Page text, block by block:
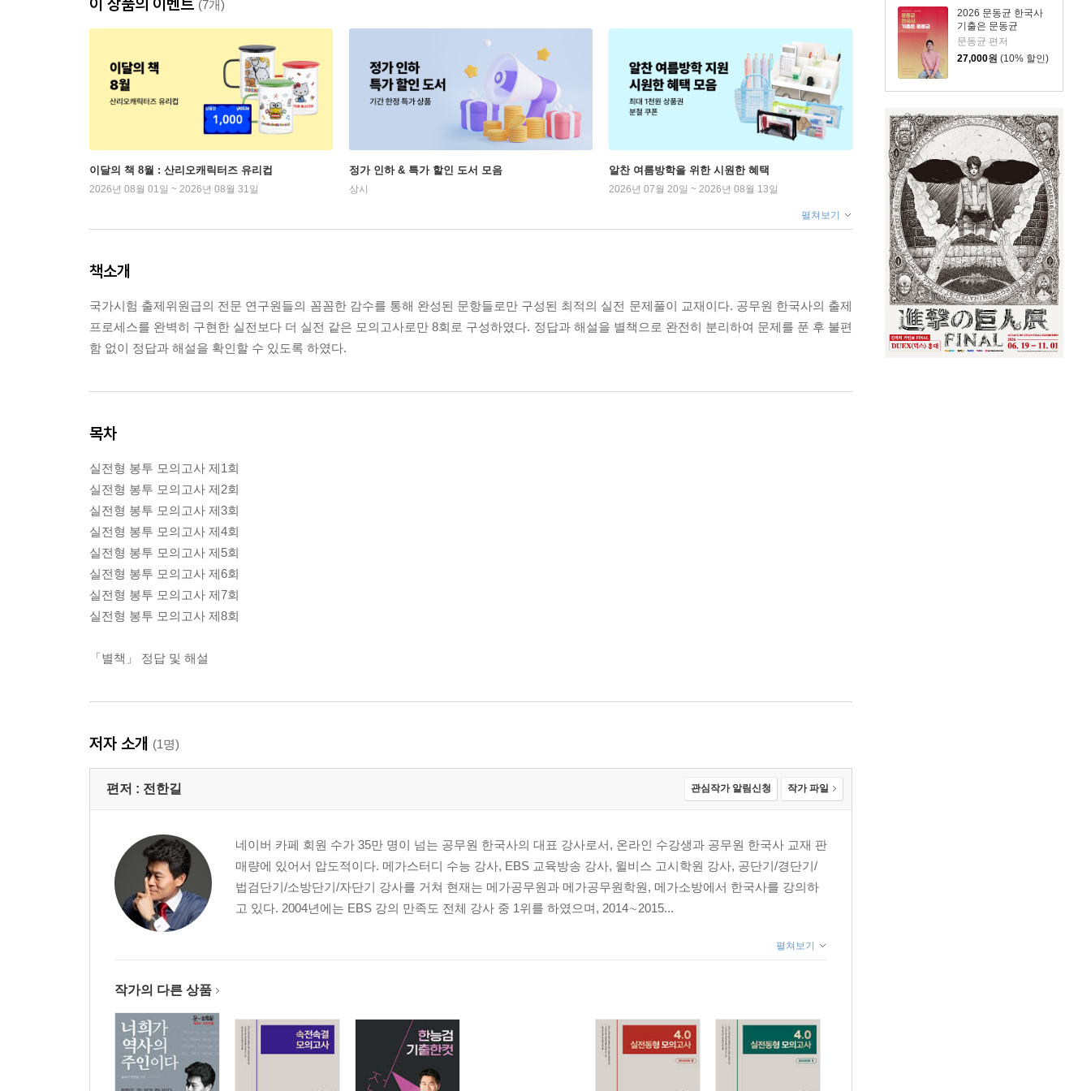
2026 문동균 한국사
기출은 문동균
문동균 편저
27,000원 (10% 할인)
(7개)
이달의 책 8월 : 산리오캐릭터즈 유리컵
2026년 08월 01일 ~ 2026년 08월 31일
정가 인하 & 특가 할인 도서 모음
상시
알찬 여름방학을 위한 시원한 혜택
2026년 07월 20일 ~ 2026년 08월 13일
펼쳐보기
책소개
국가시험 출제위원급의 전문 연구원들의 꼼꼼한 감수를 통해 완성된 문항들로만 구성된 최적의 실전 문제풀이 교재이다. 공무원 한국사의 출제
프로세스를 완벽히 구현한 실전보다 더 실전 같은 모의고사로만 8회로 구성하였다. 정답과 해설을 별책으로 완전히 분리하여 문제를 푼 후 불편
함 없이 정답과 해설을 확인할 수 있도록 하였다.
목차
실전형 봉투 모의고사 제1회
실전형 봉투 모의고사 제2회
실전형 봉투 모의고사 제3회
실전형 봉투 모의고사 제4회
실전형 봉투 모의고사 제5회
실전형 봉투 모의고사 제6회
실전형 봉투 모의고사 제7회
실전형 봉투 모의고사 제8회
「별책」 정답 및 해설
저자 소개 (1명)
편저 : 전한길 관심작가 알림신청 작가 파일
네이버 카페 회원 수가 35만 명이 넘는 공무원 한국사의 대표 강사로서, 온라인 수강생과 공무원 한국사 교재 판
매량에 있어서 압도적이다. 메가스터디 수능 강사, EBS 교육방송 강사, 윌비스 고시학원 강사, 공단기/경단기/
법검단기/소방단기/자단기 강사를 거쳐 현재는 메가공무원과 메가공무원학원, 메가소방에서 한국사를 강의하
고 있다. 2004년에는 EBS 강의 만족도 전체 강사 중 1위를 하였으며, 2014∼2015...
펼쳐보기
작가의 다른 상품